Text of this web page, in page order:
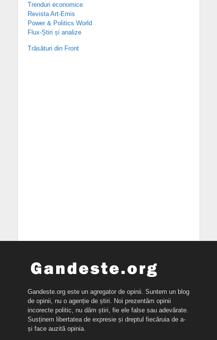
Trenduri economice
Revista Art-Emis
Power & Politics World
Flux-Știri și analize
Trăsături din Front
Gandeste.org este un agregator de opinii. Suntem un blog
de opinii, nu o agenție de știri. Noi prezentăm opinii
incorecte politic, nu dăm știri, fie ele false sau adevărate.
Susținem libertatea de expresie și dreptul fiecăruia de a-
și face auzită opinia.